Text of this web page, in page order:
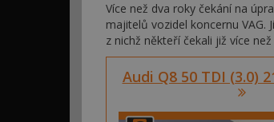
Více než dva roky čekání na
majitelů vozidel koncernu VAG.
z nichž někteří čekali již více
Audi Q8 50 TDI (3.0)